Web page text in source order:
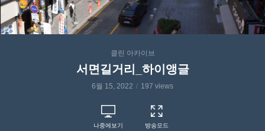
클린 아카이브
서면길거리_하이앵글
6월 15, 2022 197 views
나중에보기 방송모드